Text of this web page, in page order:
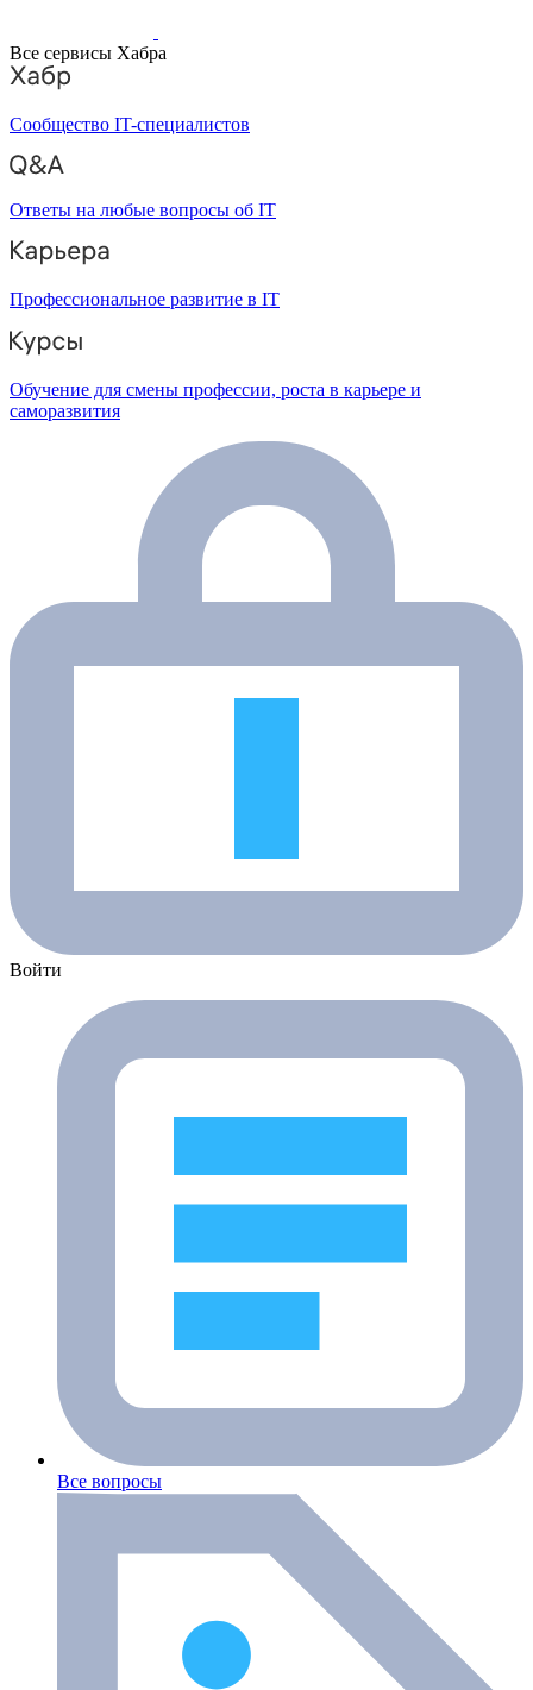
Все сервисы Хабра
Сообщество IT-специалистов
Ответы на любые вопросы об IT
Профессиональное развитие в IT
Обучение для смены профессии, роста в карьере и
саморазвития
Войти
Все вопросы